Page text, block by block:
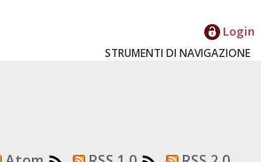
Login
STRUMENTI DI NAVIGAZIONE